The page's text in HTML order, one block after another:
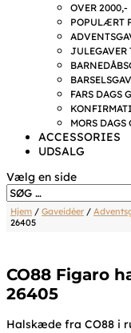
OVER 2000,-
POPULÆRT
JULEGAVER
FARS DAGS
MORS DAGS
ACCESSORIES
UDSALG
Vælg en side
Hjem / Gaveidéer/
26405
CO88 Figaro
26405
Halskæde fra CO88 i